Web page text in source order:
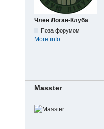
Член Логан-Клуба
Поза форумом
More info
Masster